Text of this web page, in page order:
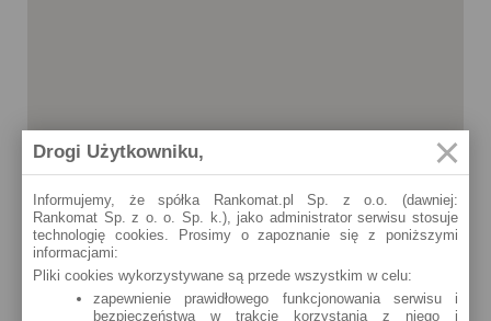
Drogi Użytkowniku,
Informujemy, że spółka Rankomat.pl Sp. z o.o. (dawniej:
Rankomat Sp. z o. o. Sp. k.), jako administrator serwisu stosuje
technologię cookies. Prosimy o zapoznanie się z poniższymi
informacjami:
Pliki cookies wykorzystywane są przede wszystkim w celu:
zapewnienie prawidłowego funkcjonowania serwisu i
bezpieczeństwa w trakcie korzystania z niego i